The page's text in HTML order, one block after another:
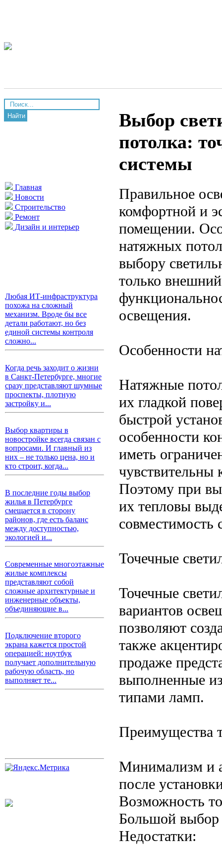
Найти
Главная
Новости
Строительство
Ремонт
Дизайн и интерьер
Любая ИТ-инфраструктура
похожа на сложный
механизм. Вроде бы все
детали работают, но без
единой системы контроля
сложно...
Когда речь заходит о жизни
в Санкт-Петербурге, многие
сразу представляют шумные
проспекты, плотную
застройку и...
Выбор квартиры в
новостройке всегда связан с
вопросами. И главный из
них – не только цена, но и
кто строит, когда...
В последние годы выбор
жилья в Петербурге
смещается в сторону
районов, где есть баланс
между доступностью,
экологией и...
Современные многоэтажные
жилые комплексы
представляют собой
сложные архитектурные и
инженерные объекты,
объединяющие в...
Подключение второго
экрана кажется простой
операцией: ноутбук
получает дополнительную
рабочую область, но
выполняет те...
Выбор
потолка:
системы
Правильное
комфортной и
помещении.
натяжных
выбору
только
освещения.
Особенности
Натяжные
их гладкой
быстрой
особенности
иметь
чувствительны
Поэтому при
их тепловы
совместимость
Точечные
Точечные
вариантов
позволяют
также
продаже
выполненные
типами ламп.
Преимущества
Минимализм и
после
Возможность
Большой выбор
Недостатки: